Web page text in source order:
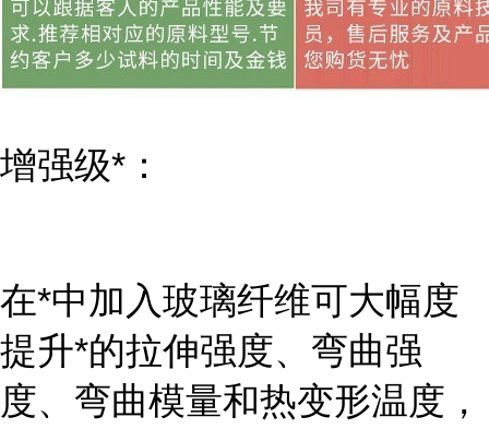
增强级*：
在*中加入玻璃纤维可大幅度
提升*的拉伸强度、弯曲强
度、弯曲模量和热变形温度，